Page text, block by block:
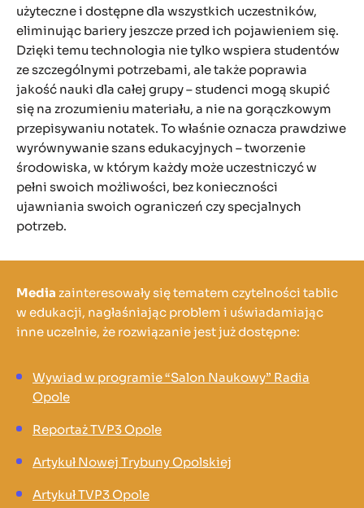
użyteczne i dostępne dla wszystkich uczestników,
eliminując bariery jeszcze przed ich pojawieniem się.
Dzięki temu technologia nie tylko wspiera studentów
ze szczególnymi potrzebami, ale także poprawia
jakość nauki dla całej grupy – studenci mogą skupić
się na zrozumieniu materiału, a nie na gorączkowym
przepisywaniu notatek. To właśnie oznacza prawdziwe
wyrównywanie szans edukacyjnych – tworzenie
środowiska, w którym każdy może uczestniczyć w
pełni swoich możliwości, bez konieczności
ujawniania swoich ograniczeń czy specjalnych
potrzeb.
Media zainteresowały się tematem czytelności tablic
w edukacji, nagłaśniając problem i uświadamiając
inne uczelnie, że rozwiązanie jest już dostępne:
Wywiad w programie “Salon Naukowy” Radia
Opole
Reportaż TVP3 Opole
Artykuł Nowej Trybuny Opolskiej
Artykuł TVP3 Opole